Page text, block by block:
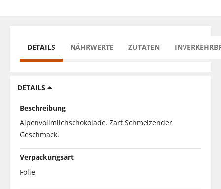
DETAILS NÄHRWERTE ZUTATEN
DETAILS
Beschreibung
Alpenvollmilchschokolade. Zart Schmelzender
Geschmack.
Verpackungsart
Folie